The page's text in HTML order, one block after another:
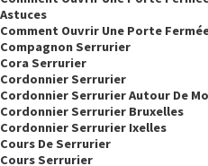
Astuces
Comment Ouvrir Une Porte Fermée
Compagnon Serrurier
Cora Serrurier
Cordonnier Serrurier
Cordonnier Serrurier Autour De
Cordonnier Serrurier Bruxelles
Cordonnier Serrurier Ixelles
Cours De Serrurier
Cours Serrurier